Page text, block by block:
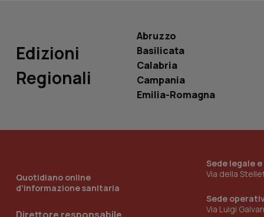
Edizioni
Regionali
Abruzzo
Basilicata
Calabria
Campania
Emilia-Romagna
Quotidiano online
d'informazione sanitaria
Sede legale
Via della
Sede
Via Luigi